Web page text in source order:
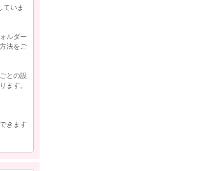
ていま
ルダー
法をご
との設
ます。
きます